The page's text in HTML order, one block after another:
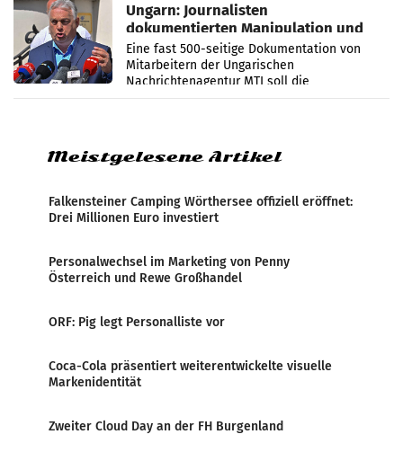
Ungarn: Journalisten
dokumentierten Manipulation und
Zensur
Eine fast 500-seitige Dokumentation von
Mitarbeitern der Ungarischen
Nachrichtenagentur MTI soll die
systematische Nachrichten-Manipulation und
Meistgelesene Artikel
Falkensteiner Camping Wörthersee offiziell eröffnet:
Drei Millionen Euro investiert
Personalwechsel im Marketing von Penny
Österreich und Rewe Großhandel
ORF: Pig legt Personalliste vor
Coca-Cola präsentiert weiterentwickelte visuelle
Markenidentität
Zweiter Cloud Day an der FH Burgenland